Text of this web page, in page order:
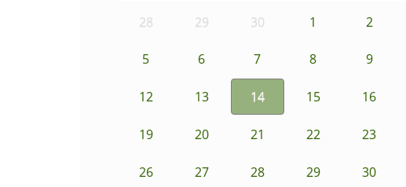
28 29 30 1 2
5 6 7 8 9
12 13 14 15 16
19 20 21 22 23
26 27 28 29 30